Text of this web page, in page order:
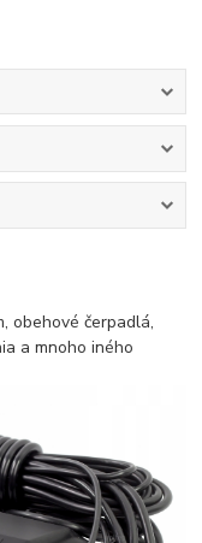
obehové čerpadlá,
a mnoho iného